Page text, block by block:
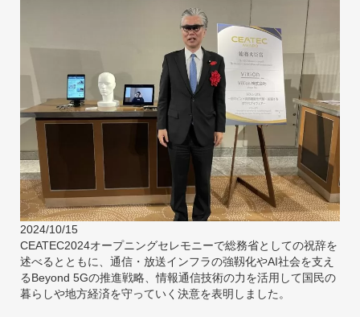
2024/10/15
CEATEC2024オープニングセレモニーで総務省としての祝辞を
述べるとともに、通信・放送インフラの強靱化やAI社会を支え
るBeyond 5Gの推進戦略、情報通信技術の力を活用して国民の
暮らしや地方経済を守っていく決意を表明しました。